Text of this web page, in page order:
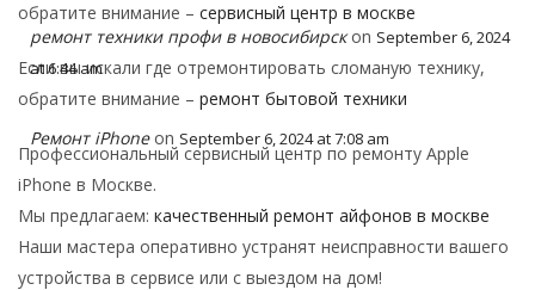
обратите внимание – сервисный центр в москве
ремонт техники профи в новосибирск on September 6, 2024
at 6:44 am
Если вы искали где отремонтировать сломаную технику,
обратите внимание – ремонт бытовой техники
Ремонт iPhone on September 6, 2024 at 7:08 am
Профессиональный сервисный центр по ремонту Apple
iPhone в Москве.
Мы предлагаем: качественный ремонт айфонов в москве
Наши мастера оперативно устранят неисправности вашего
устройства в сервисе или с выездом на дом!